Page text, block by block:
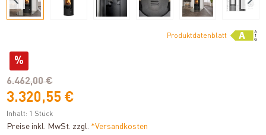
Produktdatenblatt
%
6.462,00 €
3.320,55 €
Inhalt: 1 Stück
Preise inkl. MwSt. zzgl. *Versandkosten